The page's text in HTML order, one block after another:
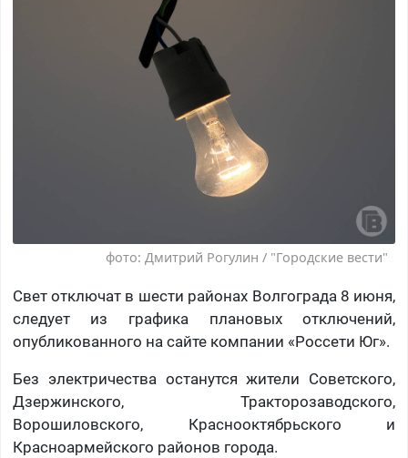
фото: Дмитрий Рогулин / "Городские вести"
Свет отключат в шести районах Волгограда 8 июня,
следует из графика плановых отключений,
опубликованного на сайте компании «Россети Юг».
Без электричества останутся жители Советского,
Дзержинского, Тракторозаводского,
Ворошиловского, Краснооктябрьского и
Красноармейского районов города.